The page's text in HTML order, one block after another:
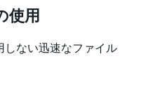
使用
しない迅速なファイル